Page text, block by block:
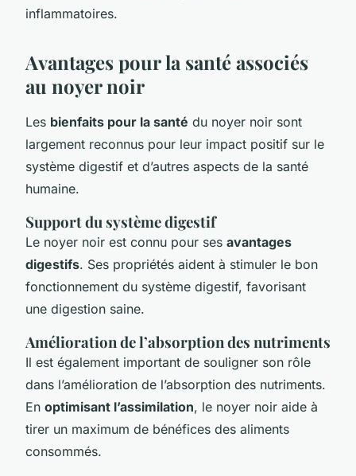
inflammatoires.
Avantages pour la santé associés
au noyer noir
Les bienfaits pour la santé du noyer noir sont
largement reconnus pour leur impact positif sur le
système digestif et d’autres aspects de la santé
humaine.
Support du système digestif
Le noyer noir est connu pour ses avantages
digestifs. Ses propriétés aident à stimuler le bon
fonctionnement du système digestif, favorisant
une digestion saine.
Amélioration de l’absorption des nutriments
Il est également important de souligner son rôle
dans l’amélioration de l’absorption des nutriments.
En optimisant l’assimilation, le noyer noir aide à
tirer un maximum de bénéfices des aliments
consommés.